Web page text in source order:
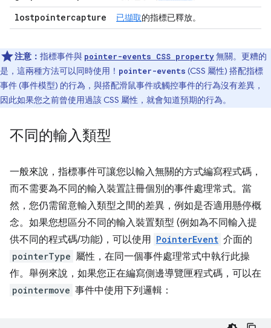
lostpointercapture 已擷取的指標已釋放。
注意： 指標事件與 pointer-events CSS property無關。更糟的
是，這兩種方法可以同時使用！ pointer-events (CSS 屬性) 搭配指標
事件 (事件模型) 的行為，與搭配滑鼠事件或觸控事件的行為沒有差異，
因此如果您之前曾使用過該 CSS 屬性，就會知道預期的行為。
不同的輸入類型
一般來說，指標事件可讓您以輸入無關的方式編寫程式碼，
而不需要為不同的輸入裝置註冊個別的事件處理常式。當
然，您仍需留意輸入類型之間的差異，例如是否適用懸停概
念。如果您想區分不同的輸入裝置類型 (例如為不同輸入提
供不同的程式碼/功能)，可以使用 PointerEvent 介面的
pointerType 屬性，在同一個事件處理常式中執行此操
作。舉例來說，如果您正在編寫側邊導覽匣程式碼，可以在
pointermove 事件中使用下列邏輯：